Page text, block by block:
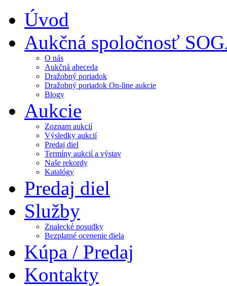
Úvod
Aukčná spoločnosť
O nás
Aukčná abeceda
Dražobný poriadok
Dražobný poriadok On-line aukcie
Blogy
Aukcie
Zoznam aukcií
Výsledky aukcií
Predaj diel
Termíny aukcií a výstav
Naše rekordy
Katalógy
Predaj diel
Služby
Znalecké posudky
Bezplatné ocenenie diela
Kúpa / Predaj
Kontakty